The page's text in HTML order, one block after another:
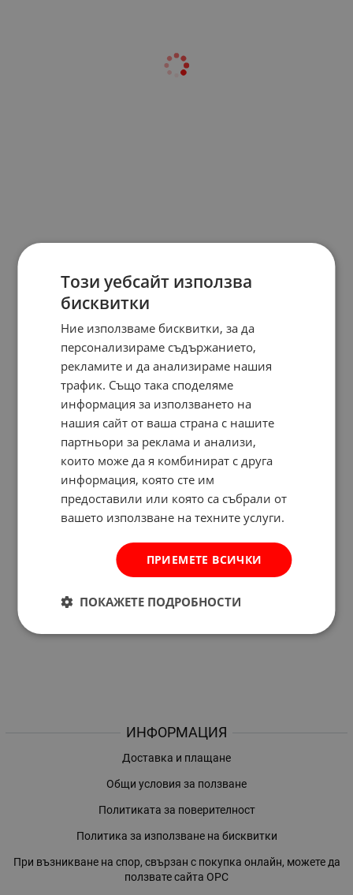
ИНФОРМАЦИЯ
Доставка и плащане
Общи условия за ползване
Политиката за поверителност
Политика за използване на бисквитки
При възникване на спор, свързан с покупка онлайн, можете да
ползвате сайта ОРС
Този уебсайт използва
бисквитки
Ние използваме бисквитки, за да
персонализираме съдържанието,
рекламите и да анализираме нашия
трафик. Също така споделяме
информация за използването на
нашия сайт от ваша страна с нашите
партньори за реклама и анализи,
които може да я комбинират с друга
информация, която сте им
предоставили или която са събрали от
вашето използване на техните услуги.
ПРИЕМЕТЕ ВСИЧКИ
ПОКАЖЕТЕ ПОДРОБНОСТИ